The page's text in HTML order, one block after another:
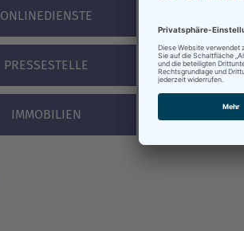
ONLINEDIENSTE
PRESSESTELLE
IMMOBILIEN